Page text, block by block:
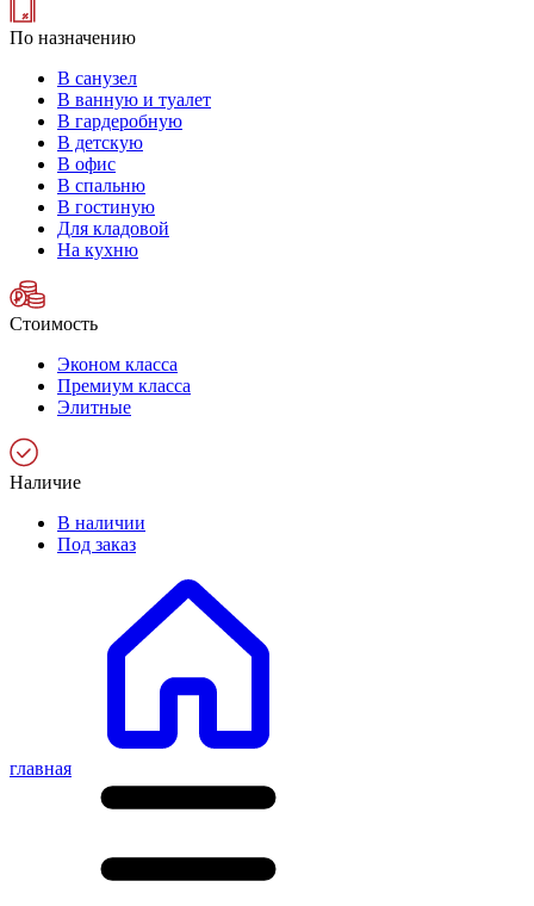
По назначению
В санузел
В ванную и туалет
В гардеробную
В детскую
В офис
В спальню
В гостиную
Для кладовой
На кухню
Стоимость
Эконом класса
Премиум класса
Элитные
Наличие
В наличии
Под заказ
главная